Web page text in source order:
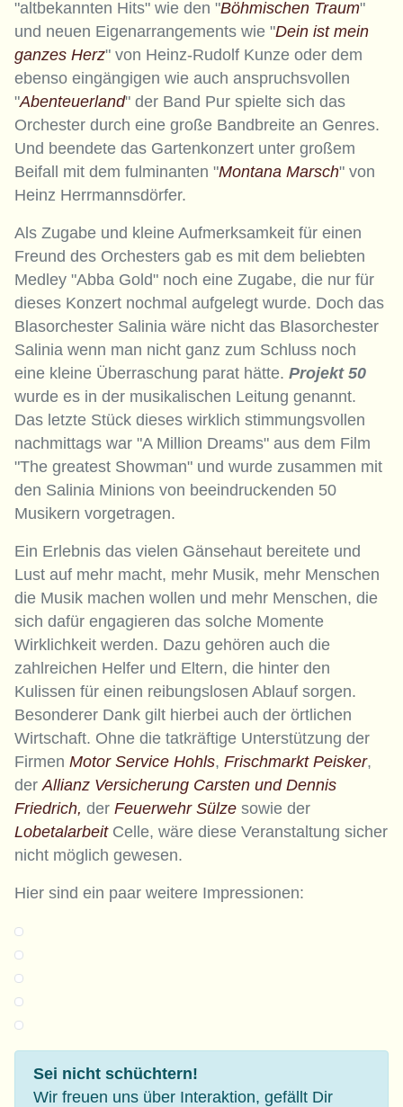
"altbekannten Hits" wie den "Böhmischen Traum"
und neuen Eigenarrangements wie "Dein ist mein
ganzes Herz" von Heinz-Rudolf Kunze oder dem
ebenso eingängigen wie auch anspruchsvollen
"Abenteuerland" der Band Pur spielte sich das
Orchester durch eine große Bandbreite an Genres.
Und beendete das Gartenkonzert unter großem
Beifall mit dem fulminanten "Montana Marsch" von
Heinz Herrmannsdörfer.
Als Zugabe und kleine Aufmerksamkeit für einen
Freund des Orchesters gab es mit dem beliebten
Medley "Abba Gold" noch eine Zugabe, die nur für
dieses Konzert nochmal aufgelegt wurde. Doch das
Blasorchester Salinia wäre nicht das Blasorchester
Salinia wenn man nicht ganz zum Schluss noch
eine kleine Überraschung parat hätte. Projekt 50
wurde es in der musikalischen Leitung genannt.
Das letzte Stück dieses wirklich stimmungsvollen
nachmittags war "A Million Dreams" aus dem Film
"The greatest Showman" und wurde zusammen mit
den Salinia Minions von beeindruckenden 50
Musikern vorgetragen.
Ein Erlebnis das vielen Gänsehaut bereitete und
Lust auf mehr macht, mehr Musik, mehr Menschen
die Musik machen wollen und mehr Menschen, die
sich dafür engagieren das solche Momente
Wirklichkeit werden. Dazu gehören auch die
zahlreichen Helfer und Eltern, die hinter den
Kulissen für einen reibungslosen Ablauf sorgen.
Besonderer Dank gilt hierbei auch der örtlichen
Wirtschaft. Ohne die tatkräftige Unterstützung der
Firmen Motor Service Hohls, Frischmarkt Peisker,
der Allianz Versicherung Carsten und Dennis
Friedrich, der Feuerwehr Sülze sowie der
LobetalarbeitCelle, wäre diese Veranstaltung sicher
nicht möglich gewesen.
Hier sind ein paar weitere Impressionen:
Sei nicht schüchtern!
Wir freuen uns über Interaktion, gefällt Dir